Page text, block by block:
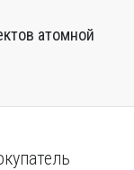
атомной